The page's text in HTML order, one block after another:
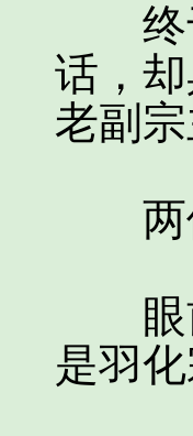
终于
话，
老副
两位
眼前
是羽